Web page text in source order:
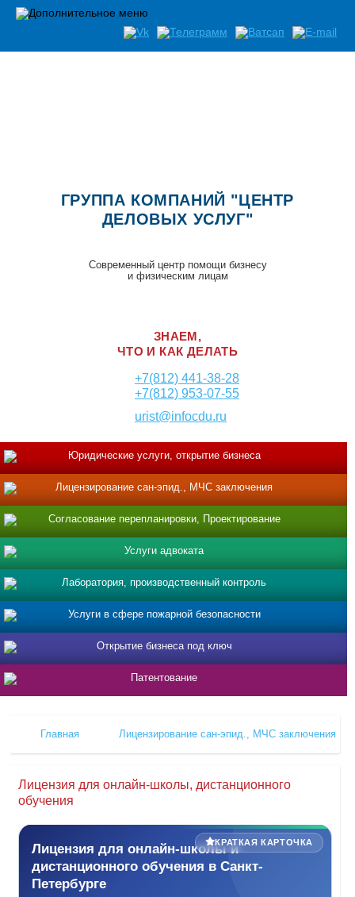
Список документов необходимых при открытии бизнеса
ГРУППА КОМПАНИЙ "ЦЕНТР
ДЕЛОВЫХ УСЛУГ"
Современный центр помощи бизнесу
и физическим лицам
ЗНАЕМ,
ЧТО И КАК ДЕЛАТЬ
+7(812) 441-38-28
+7(812) 953-07-55
urist@infocdu.ru
Юридические услуги, открытие бизнеса
Лицензирование сан-эпид., МЧС заключения
Согласование перепланировки, Проектирование
Услуги адвоката
Лаборатория, производственный контроль
Услуги в сфере пожарной безопасности
Открытие бизнеса под ключ
Патентование
Главная Лицензирование сан-эпид., МЧС заключения
Лицензия для онлайн-школы, дистанционного
обучения
КРАТКАЯ КАРТОЧКА
Лицензия для онлайн-школы и
дистанционного обучения в Санкт-
Петербурге